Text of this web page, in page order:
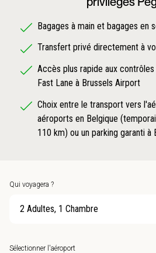
Bagages à main et bagages en
Transfert privé directement à
Accès plus rapide aux
Fast Lane à Brussels Airport
Choix entre le transport vers
aéroports en Belgique
110 km) ou un parking garanti
Qui voyagera ?
2 Adultes, 1 Chambre
Sélectionner l'aéroport